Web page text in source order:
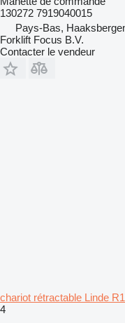
130272 7919040015
Pays-Bas,
Forklift Focus B.V.
Contacter le vendeur
chariot rétractable Linde
4